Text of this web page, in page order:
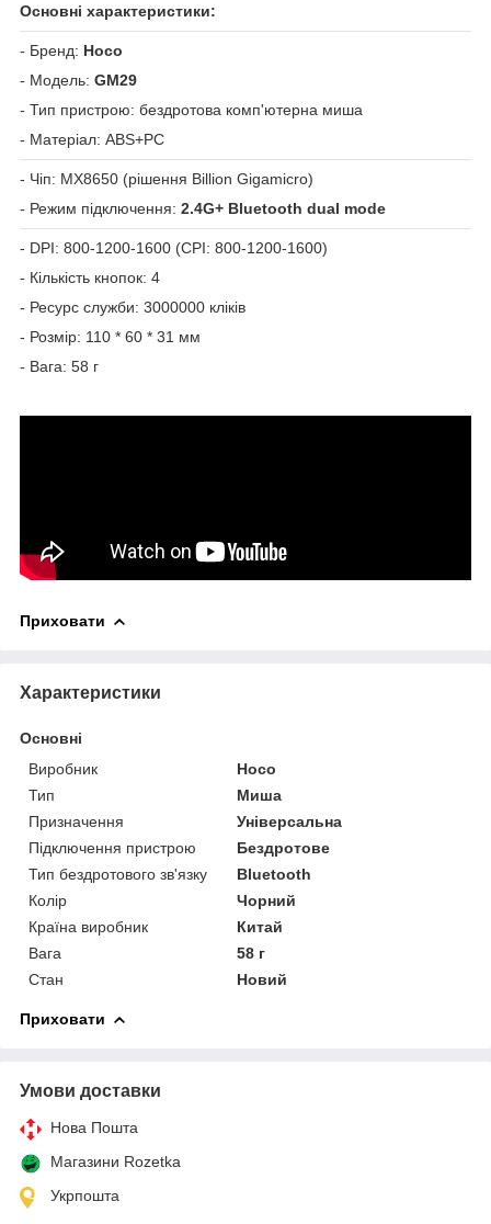
Основні характеристики:
- Бренд: Hoco
- Модель: GM29
- Тип пристрою: бездротова комп'ютерна миша
- Матеріал: ABS+PC
- Чіп: MX8650 (рішення Billion Gigamicro)
- Режим підключення: 2.4G+ Bluetooth dual mode
- DPI: 800-1200-1600 (CPI: 800-1200-1600)
- Кількість кнопок: 4
- Ресурс служби: 3000000 кліків
- Розмір: 110 * 60 * 31 мм
- Вага: 58 г
Приховати
Характеристики
Основні
Виробник
Hoco
Тип
Миша
Призначення
Універсальна
Підключення пристрою
Бездротове
Тип бездротового зв'язку
Bluetooth
Колір
Чорний
Країна виробник
Китай
Вага
58 г
Стан
Новий
Приховати
Умови доставки
Нова Пошта
Магазини Rozetka
Укрпошта